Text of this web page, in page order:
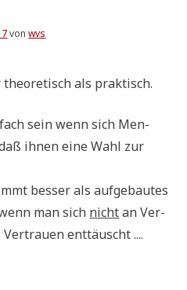
vonwvs
als praktisch.
sein wenn sich Men­
ihnen eine Wahl zur
bes­ser als auf­ge­bau­tes
man sich nichtan Ver­
enttäuscht ....